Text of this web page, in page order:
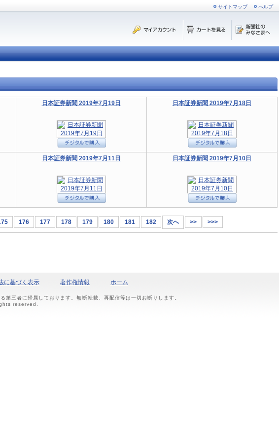
サイトマップ ヘルプ
日本証券新聞 2019年7月19日 日本証券新聞 2019年7月18日
日本証券新聞 2019年7月11日 日本証券新聞 2019年7月10日
176 177 178 179 180 181 182 次へ >> >>>
に基づく表示 著作権情報 ホーム
三者に帰属しております。無断転載、再配信等は一切お断りします。
reserved.